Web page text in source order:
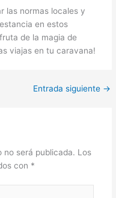
las normas locales y
en estos
de la magia de
viajas en tu caravana!
Entrada siguiente →
será publicada. Los
con *